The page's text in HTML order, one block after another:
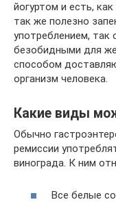
йогуртом и есть,
так же полезно
употреблением, так
безобидными для
способом
организм человека.
Какие виды
Обычно
ремиссии
винограда. К ним
Все белые